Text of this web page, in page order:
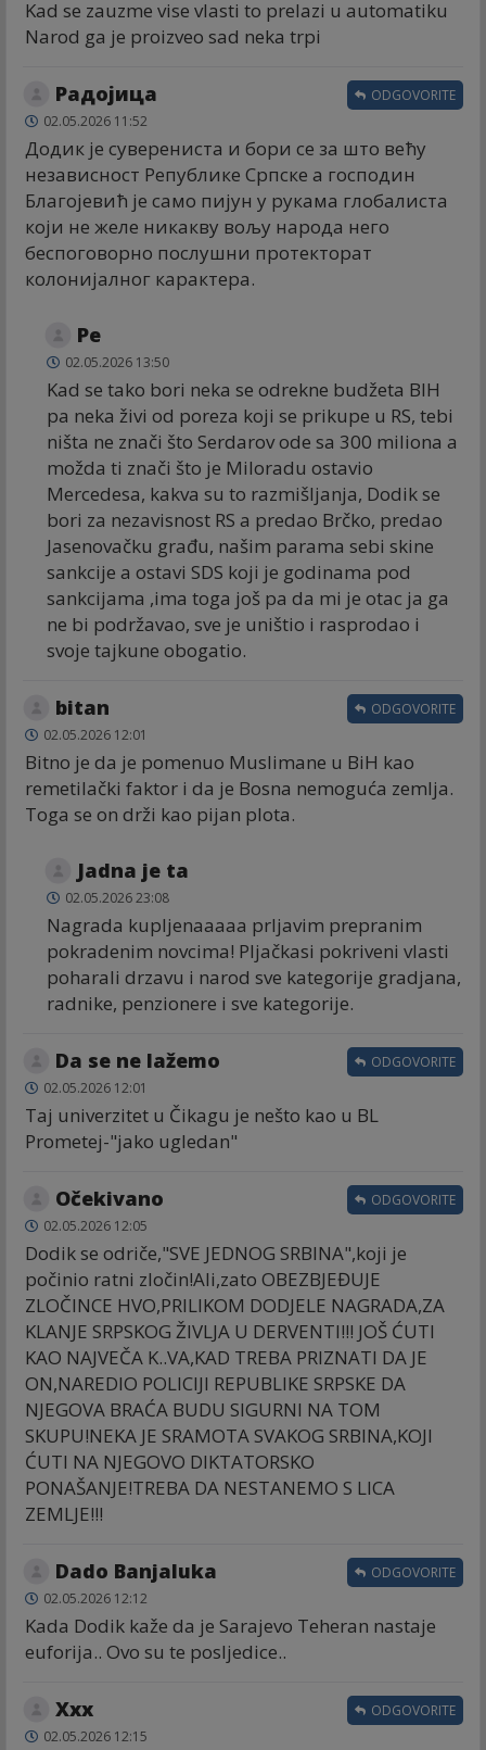
Kad se zauzme vise vlasti to prelazi u automatiku
Narod ga je proizveo sad neka trpi
Радојица
02.05.2026 11:52
Додик је суверениста и бори се за што већу
независност Републике Српске а господин
Благојевић је само пијун у рукама глобалиста
који не желе никакву вољу народа него
беспоговорно послушни протекторат
колонијалног карактера.
ODGOVORITE
Ре
02.05.2026 13:50
Kad se tako bori neka se odrekne budžeta BIH
pa neka živi od poreza koji se prikupe u RS, tebi
ništa ne znači što Serdarov ode sa 300 miliona a
možda ti znači što je Miloradu ostavio
Mercedesa, kakva su to razmišljanja, Dodik se
bori za nezavisnost RS a predao Brčko, predao
Jasenovačku građu, našim parama sebi skine
sankcije a ostavi SDS koji je godinama pod
sankcijama ,ima toga još pa da mi je otac ja ga
ne bi podržavao, sve je uništio i rasprodao i
svoje tajkune obogatio.
bitan
02.05.2026 12:01
Bitno je da je pomenuo Muslimane u BiH kao
remetilački faktor i da je Bosna nemoguća zemlja.
Toga se on drži kao pijan plota.
ODGOVORITE
Jadna je ta
02.05.2026 23:08
Nagrada kupljenaaaaa prljavim prepranim
pokradenim novcima! Pljačkasi pokriveni vlasti
poharali drzavu i narod sve kategorije gradjana,
radnike, penzionere i sve kategorije.
Da se ne lažemo
02.05.2026 12:01
Taj univerzitet u Čikagu je nešto kao u BL
Prometej-"jako ugledan"
ODGOVORITE
Očekivano
02.05.2026 12:05
Dodik se odriče,"SVE JEDNOG SRBINA",koji je
počinio ratni zločin!Ali,zato OBEZBJEĐUJE
ZLOČINCE HVO,PRILIKOM DODJELE NAGRADA,ZA
KLANJE SRPSKOG ŽIVLJA U DERVENTI!!! JOŠ ĆUTI
KAO NAJVEČA K..VA,KAD TREBA PRIZNATI DA JE
ON,NAREDIO POLICIJI REPUBLIKE SRPSKE DA
NJEGOVA BRAĆA BUDU SIGURNI NA TOM
SKUPU!NEKA JE SRAMOTA SVAKOG SRBINA,KOJI
ĆUTI NA NJEGOVO DIKTATORSKO
PONAŠANJE!TREBA DA NESTANEMO S LICA
ZEMLJE!!!
ODGOVORITE
Dado Banjaluka
02.05.2026 12:12
Kada Dodik kaže da je Sarajevo Teheran nastaje
euforija.. Ovo su te posljedice..
ODGOVORITE
Xxx
02.05.2026 12:15
ODGOVORITE